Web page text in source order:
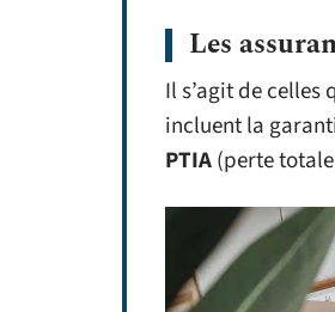
Les
Il s’agit de
incluent la
PTIA(perte